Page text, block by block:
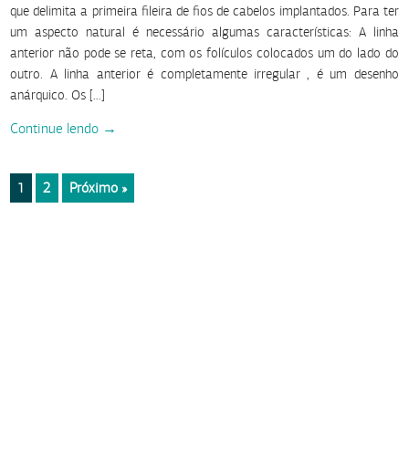
que delimita a primeira fileira de fios de cabelos implantados. Para ter
um aspecto natural é necessário algumas características: A linha
anterior não pode se reta, com os folículos colocados um do lado do
outro. A linha anterior é completamente irregular , é um desenho
anárquico. Os […]
Continue lendo →
1 2 Próximo »